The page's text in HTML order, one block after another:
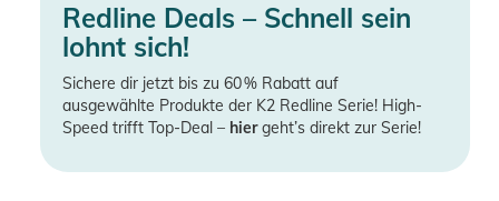
Redline Deals – Schnell sein
lohnt sich!
Sichere dir jetzt bis zu 60 % Rabatt auf
ausgewählte Produkte der K2 Redline Serie! High-
Speed trifft Top-Deal – hiergeht’s direkt zur Serie!